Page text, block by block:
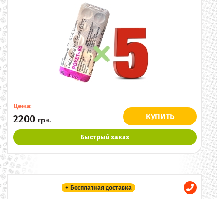
Цена:
2200 грн. КУПИТЬ
Быстрый заказ
+ Бесплатная доставка